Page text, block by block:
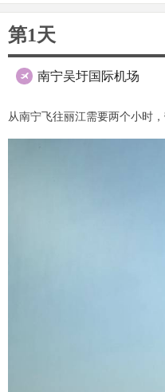
第1天
 南宁吴圩国际机场
从南宁飞往丽江需要两个小时